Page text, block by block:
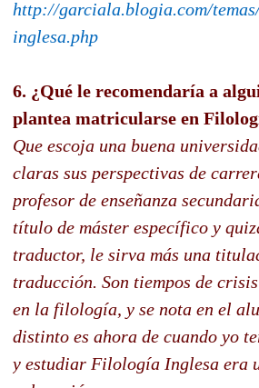
http://garciala.blogia.com/
inglesa.php
6. ¿Qué le recomendaría a
plantea matricularse en
Que escoja una buena
claras sus perspectivas de
profesor de enseñanza
título de máster específico y
traductor, le sirva más una
traducción. Son tiempos de
en la filología, y se nota en el
distinto es ahora de cuando yo
y estudiar Filología Inglesa era